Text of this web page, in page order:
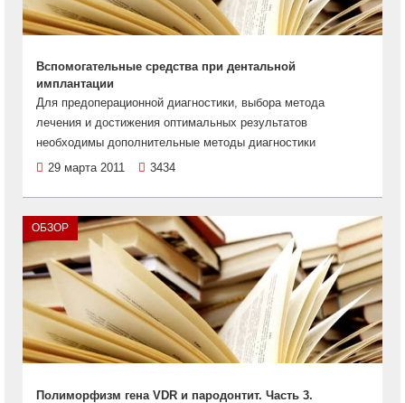
Вспомогательные средства при дентальной
имплантации
Для предоперационной диагностики, выбора метода
лечения и достижения оптимальных результатов
необходимы дополнительные методы диагностики
29 марта 2011
3434
ОБЗОР
Полиморфизм гена VDR и пародонтит. Часть 3.